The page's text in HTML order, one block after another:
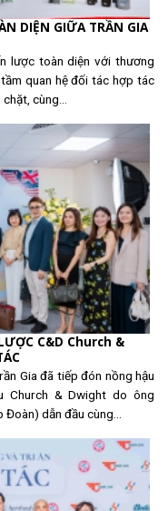
DIỆN GIỮA TRẦN GIA
lược toàn diện với thương
quan hệ đối tác hợp tác
cùng...
C&D Church &
Gia đã tiếp đón nồng hậu
Church & Dwight do ông
dẫn đầu cùng...